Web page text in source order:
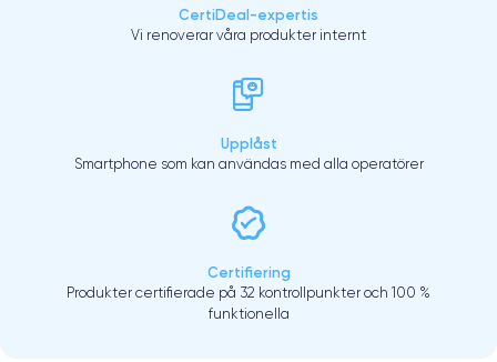
CertiDeal-expertis
Vi renoverar våra produkter internt
Upplåst
Smartphone som kan användas med alla operatörer
Certifiering
Produkter certifierade på 32 kontrollpunkter och 100 %
funktionella